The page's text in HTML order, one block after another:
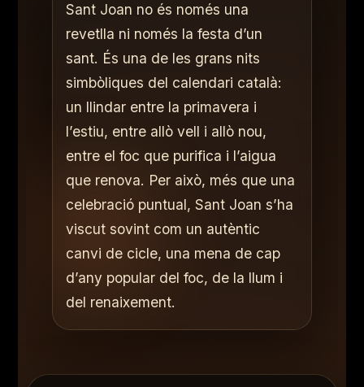
Sant Joan no és només una
revetlla ni només la festa d’un
sant. És una de les grans nits
simbòliques del calendari català:
un llindar entre la primavera i
l’estiu, entre allò vell i allò nou,
entre el foc que purifica i l’aigua
que renova. Per això, més que una
celebració puntual, Sant Joan s’ha
viscut sovint com un autèntic
canvi de cicle, una mena de cap
d’any popular del foc, de la llum i
del renaixement.